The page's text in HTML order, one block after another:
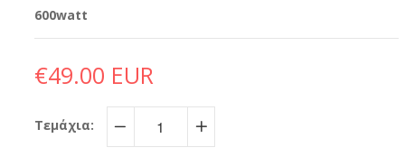
600watt
€49.00 EUR
Τεμάχια:
− +